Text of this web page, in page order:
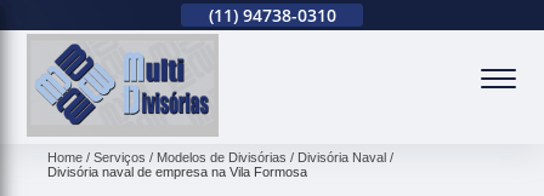
(11) 94738-0310
Home Serviços Modelos de Divisórias
Divisória Naval
Divisória naval de empresa na Vila Formosa